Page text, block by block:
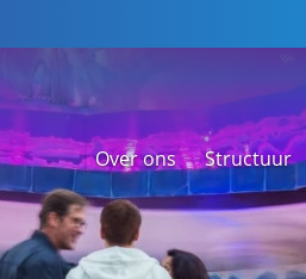
Over ons Structuur